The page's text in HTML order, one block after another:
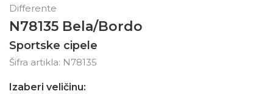
Differente
N78135 Bela/Bordo
Sportske cipele
Šifra artikla: N78135
Izaberi veličinu: